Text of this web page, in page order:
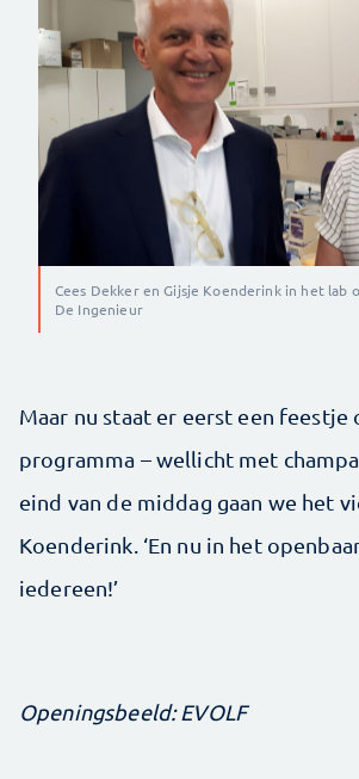
Cees Dekker en Gijsje Koenderink in het lab
De Ingenieur
Maar nu staat er eerst een feestje
programma – wellicht met
eind van de middag gaan we het
Koenderink. ‘En nu in het
iedereen!’
Openingsbeeld: EVOLF